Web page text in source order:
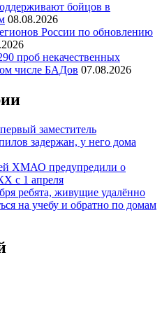
бойцов в
08.08.2026
России по обновлению
проб некачественных
числе БАДов 07.08.2026
заместитель
задержан, у него дома
ХМАО предупредили о
с 1 апреля
ребята, живущие удалённо
на учебу и обратно по домам